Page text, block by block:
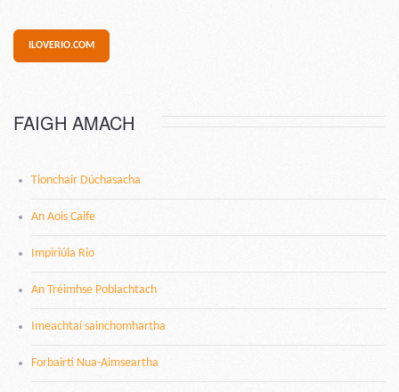
ILOVERIO.COM
FAIGH AMACH
Tionchair Dúchasacha
An Aois Caife
Impiriúla Rio
An Tréimhse Poblachtach
Imeachtaí sainchomhartha
Forbairtí Nua-Aimseartha